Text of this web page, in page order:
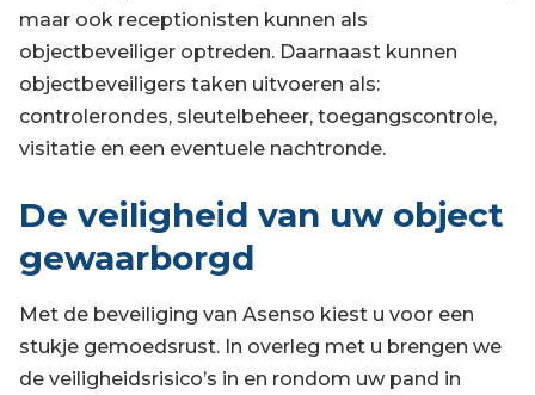
maar ook receptionisten kunnen als
objectbeveiliger optreden. Daarnaast kunnen
objectbeveiligers taken uitvoeren als:
controlerondes, sleutelbeheer, toegangscontrole,
visitatie en een eventuele nachtronde.
De veiligheid van uw object
gewaarborgd
Met de beveiliging van Asenso kiest u voor een
stukje gemoedsrust. In overleg met u brengen we
de veiligheidsrisico’s in en rondom uw pand in